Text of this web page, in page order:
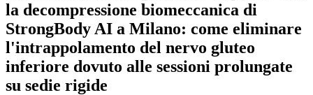
la decompressione biomeccanica di
StrongBody AI a Milano: come eliminare
l'intrappolamento del nervo gluteo
inferiore dovuto alle sessioni prolungate
su sedie rigide